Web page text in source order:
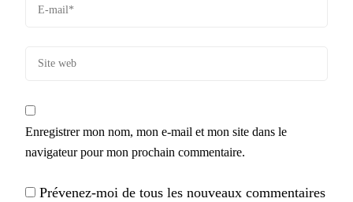
Enregistrer mon nom, mon e-mail et mon site dans le
navigateur pour mon prochain commentaire.
Prévenez-moi de tous les nouveaux commentaires